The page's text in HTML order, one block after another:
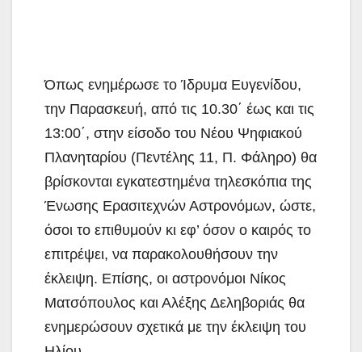
Όπως ενημέρωσε το Ίδρυμα Ευγενίδου,
την Παρασκευή, από τις 10.30΄ έως και τις
13:00΄, στην είσοδο του Νέου Ψηφιακού
Πλανηταρίου (Πεντέλης 11, Π. Φάληρο) θα
βρίσκονται εγκατεστημένα τηλεσκόπια της
Ένωσης Ερασιτεχνών Αστρονόμων, ώστε,
όσοι το επιθυμούν κι εφ’ όσον ο καιρός το
επιτρέψει, να παρακολουθήσουν την
έκλειψη. Επίσης, οι αστρονόμοι Νίκος
Ματσόπουλος και Αλέξης Δεληβοριάς θα
ενημερώσουν σχετικά με την έκλειψη του